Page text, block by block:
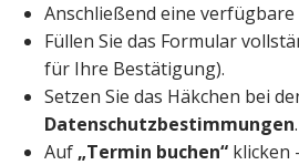
Anschließend eine verfügbare
Füllen Sie das Formular
für Ihre Bestätigung).
Setzen Sie das Häkchen bei
Datenschutzbestimmungen.
Auf „Termin buchen“ klicken